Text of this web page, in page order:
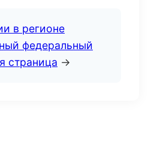
в регионе
федеральный
страница →